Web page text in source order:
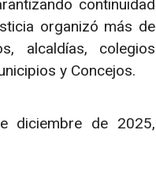
continuidad
organizó más de
alcaldías, colegios
y Concejos.
diciembre de 2025,